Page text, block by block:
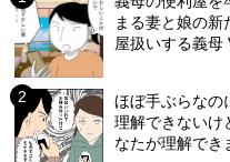
まる妻と娘の新
屋扱いする義母
ほぼ手ぶらなの
理解できないけ
なたが理解でき